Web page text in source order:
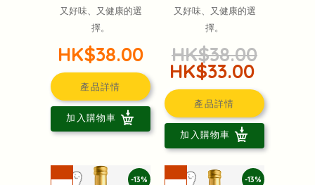
又好味、又健康的選
擇。
HK$38.00
產品詳情
加入購物車
又好味、又健康的選
擇。
HK$38.00
HK$33.00
產品詳情
加入購物車
-13% -13%